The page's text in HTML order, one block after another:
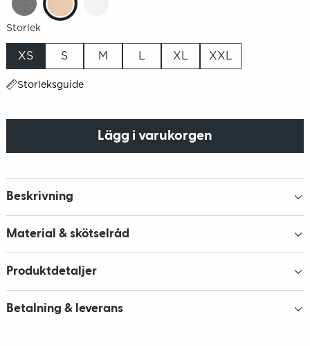
Storlek
XS S M L XL XXL
Storleksguide
Lägg i varukorgen
Beskrivning
Material & skötselråd
Produktdetaljer
Betalning & leverans